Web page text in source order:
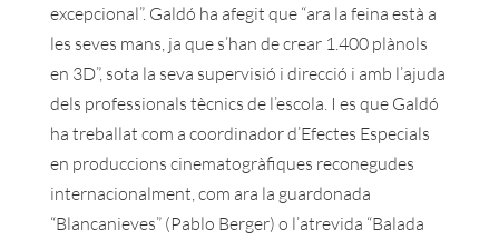
excepcional”. Galdó ha afegit que “ara la feina està a
les seves mans, ja que s’han de crear 1.400 plànols
en 3D”, sota la seva supervisió i direcció i amb l’ajuda
dels professionals tècnics de l’escola. I es que Galdó
ha treballat com a coordinador d’Efectes Especials
en produccions cinematogràfiques reconegudes
internacionalment, com ara la guardonada
“Blancanieves” (Pablo Berger) o l’atrevida “Balada